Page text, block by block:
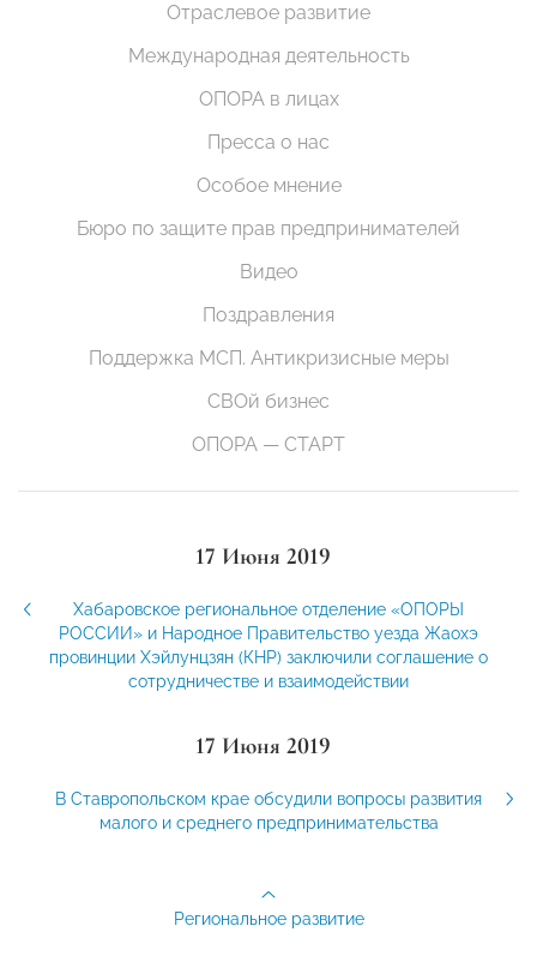
Отраслевое развитие
Международная деятельность
ОПОРА в лицах
Пресса о нас
Особое мнение
Бюро по защите прав предпринимателей
Видео
Поздравления
Поддержка МСП. Антикризисные меры
СВОй бизнес
ОПОРА — СТАРТ
17 Июня 2019
Хабаровское региональное отделение «ОПОРЫ
РОССИИ» и Народное Правительство уезда Жаохэ
провинции Хэйлунцзян (КНР) заключили соглашение о
сотрудничестве и взаимодействии
17 Июня 2019
В Ставропольском крае обсудили вопросы развития
малого и среднего предпринимательства
Региональное развитие